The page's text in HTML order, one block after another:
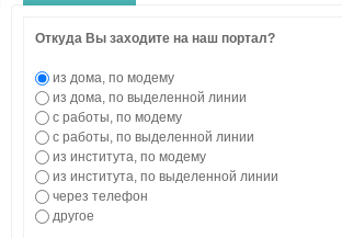
Откуда Вы заходите на наш портал?
из дома, по модему
из дома, по выделенной линии
с работы, по модему
с работы, по выделенной линии
из института, по модему
из института, по выделенной линии
через телефон
другое